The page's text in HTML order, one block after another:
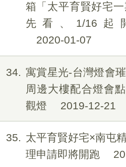
箱「太平育賢好宅
先看、1/16起
2020-01-07
34
寓賞星光-台灣燈會
周邊大樓配合燈會
觀燈
2019-12-21
35
太平育賢好宅×南屯
理申請即將開跑